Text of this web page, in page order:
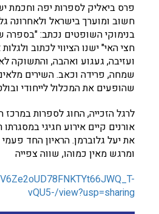
פרס ביאליק לספרות יפה וחכמת
חשוב ומוערך בישראל ולאחרונה
בנימוקי השופטים נכתב: "בספרה
חצי האי" ישנו הציווי לכתוב
ועזיבה, געגוע ואהבה, והתשוקה
שמחה, פרידה וכאב. השירים
שהופעים את המכלול לייחודי
לרגל הזכייה, החוג לספרות במרכז
אורנים קיים אירוע חגיגי במסגרתו
את יעל גלוברמן. הראיון החד פעמי
ומרגש מאין כמוהו, שווה צפייה
vQU5-/view?usp=sharing